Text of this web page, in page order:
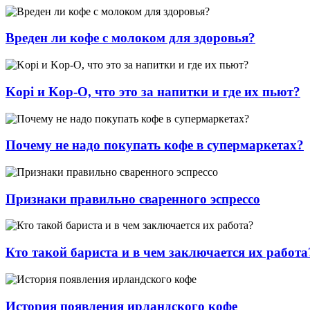
Вреден ли кофе с молоком для здоровья?
Kopi и Kop-O, что это за напитки и где их пьют?
Почему не надо покупать кофе в супермаркетах?
Признаки правильно сваренного эспрессо
Кто такой бариста и в чем заключается их
История появления ирландского кофе